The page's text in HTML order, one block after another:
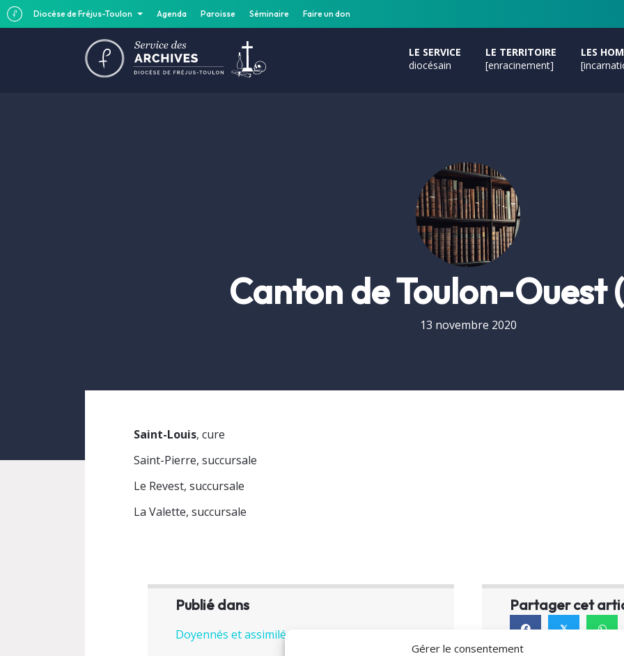
Diocèse de Fréjus-Toulon Agenda Paroisse Séminaire Faire un don
Gérer le consentement
LE SERVICE
diocésain
LE TERRITOIRE
[enracinement]
LES
Canton de Toulon-Ouest
13 novembre 2020
Saint-Louis, cure
Saint-Pierre, succursale
Le Revest, succursale
La Valette, succursale
Publié dans
Doyennés et assimilés
Partager cet
𝕏